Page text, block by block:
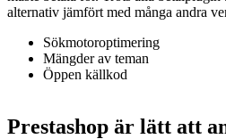
alternativ jämfört med många andra
Sökmotoroptimering
Mängder av teman
Öppen källkod
Prestashop är lätt att